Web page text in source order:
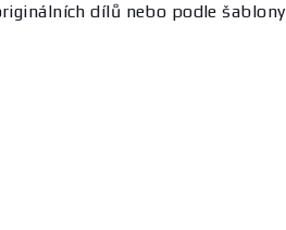
dílů nebo podle šablony